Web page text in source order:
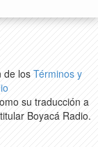
de los Términos y
su traducción a
Boyacá Radio.